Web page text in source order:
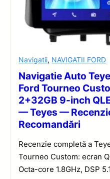
Navigatii, NAVIGATII FORD
Navigatie Auto
Ford Tourneo
2+32GB 9-inch
— Teyes —
Recomandări
Recenzie completă a
Tourneo Custom: ecran
Octa-core 1.8GHz, DSP